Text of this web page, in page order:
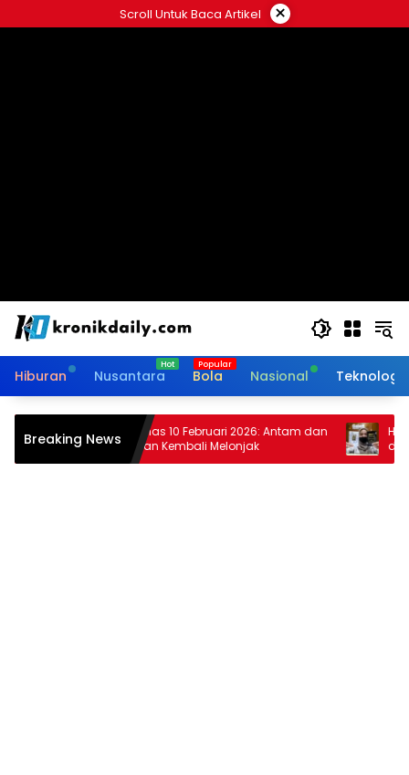
ke
Scroll Untuk Baca Artikel ×
Hiburan Nusantara Bola Nasional Teknologi
Breaking News
Harga Emas 10 Februari 2026: Antam dan
Pegadaian Kembali Melonjak
Harga
dan